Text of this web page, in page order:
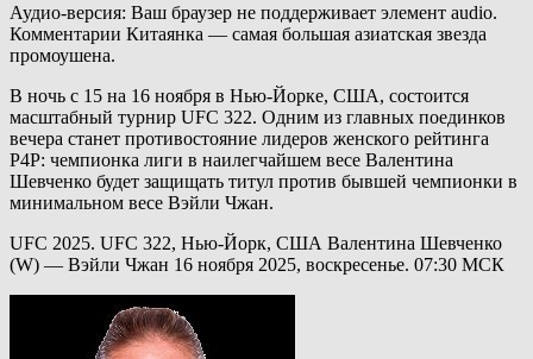
Аудио-версия: Ваш браузер не поддерживает элемент audio.
Комментарии Китаянка — самая большая азиатская звезда
промоушена.
В ночь с 15 на 16 ноября в Нью-Йорке, США, состоится
масштабный турнир UFC 322. Одним из главных поединков
вечера станет противостояние лидеров женского рейтинга
P4P: чемпионка лиги в наилегчайшем весе Валентина
Шевченко будет защищать титул против бывшей чемпионки в
минимальном весе Вэйли Чжан.
UFC 2025. UFC 322, Нью-Йорк, США Валентина Шевченко
(W) — Вэйли Чжан 16 ноября 2025, воскресенье. 07:30 МСК